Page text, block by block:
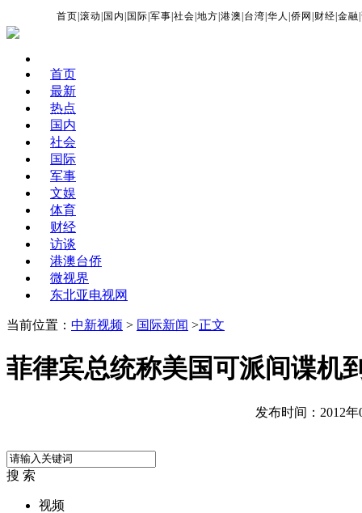
首页 |滚动 国内 国际 |军事 |社会 |地方 |港澳 台湾 |华人 |侨网 财经 |金融 |
首页
最新
热点
国内
社会
国际
军事
文娱
体育
财经
访谈
港澳台侨
微视界
东北亚电视网
当前位置： 中新视频 > 国际新闻 >正文
菲律宾总统称美国可派间谍机
发布时间：2012年
搜 索
视频